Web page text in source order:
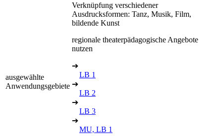
ausgewählte
Anwendungsgebiete
Verknüpfung verschiedener
Ausdrucksformen: Tanz, Musik, Film,
bildende Kunst
regionale theaterpädagogische Angebote
nutzen
➔
LB 1
➔
LB 2
➔
LB 3
➔
MU, LB 1